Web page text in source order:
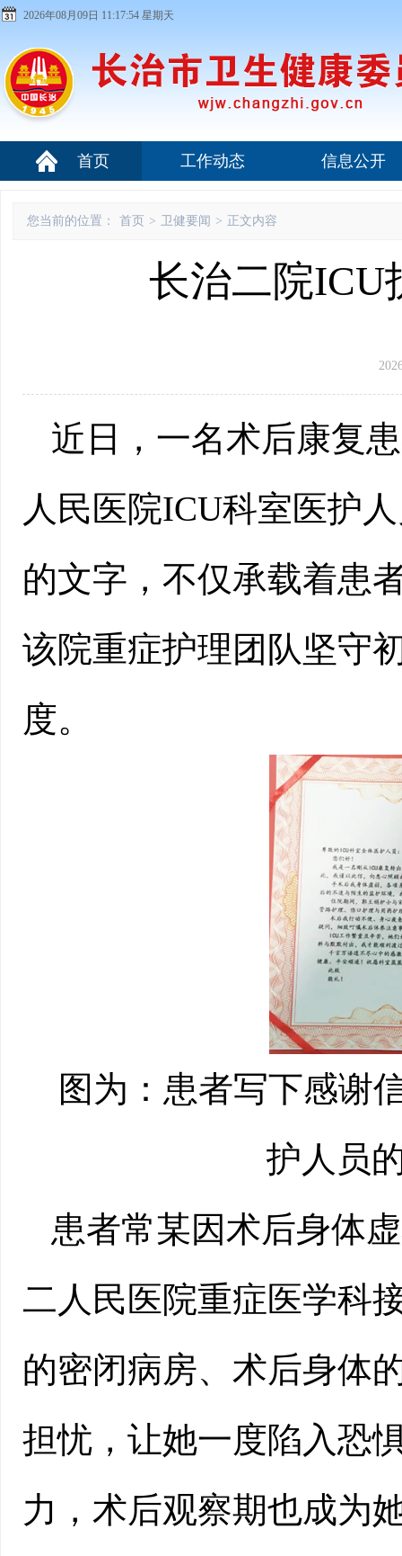
2026年08月09日 11:17:55 星期天
首页 工作动态 信息公开
您当前的位置： 首页 > 卫健要闻 > 正文内容
长治二院ICU
近日，一名术后康复
人民医院ICU科室医护
的文字，不仅承载着患
该院重症护理团队坚守
度。
图为：患者写下感谢
护人员
患者常某因术后身体
二人民医院重症医学科
的密闭病房、术后身体
担忧，让她一度陷入恐
力，术后观察期也成为